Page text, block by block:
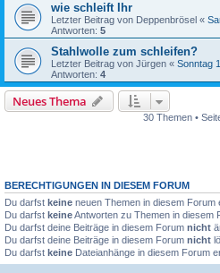
wie schleift Ihr
Letzter Beitrag von Deppenbrösel «
Antworten: 5
Stahlwolle zum schleifen?
Letzter Beitrag von Jürgen « Sonntag
Antworten: 4
Neues Thema
30 Themen •
BERECHTIGUNGEN IN DIESEM FORUM
Du darfst keine neuen Themen in diesem Forum
Du darfst keineAntworten zu Themen in diesem
Du darfst deine Beiträge in diesem Forum nicht
Du darfst deine Beiträge in diesem Forum nicht
Du darfst keine Dateianhänge in diesem Forum